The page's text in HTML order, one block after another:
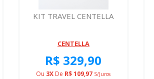
KIT TRAVEL CENTELLA
CENTELLA
R$ 329,90
Ou 3X De R$ 109,97 S/juros